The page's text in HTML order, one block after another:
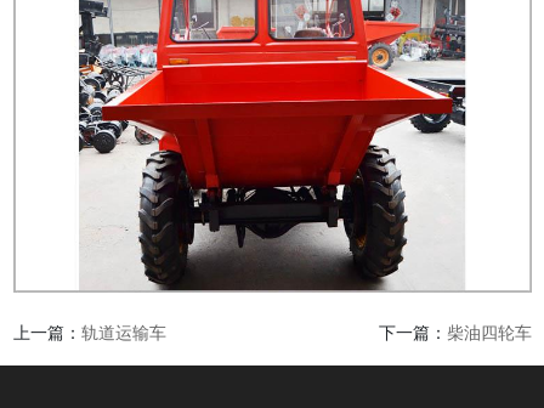
上一篇： 轨道运输车 下一篇： 柴油四轮车